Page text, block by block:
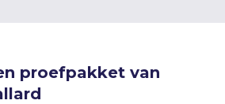
proefpakket van